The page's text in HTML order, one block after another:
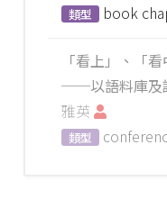
類型 book
「看上」、「
──以語料庫及
雅英
類型